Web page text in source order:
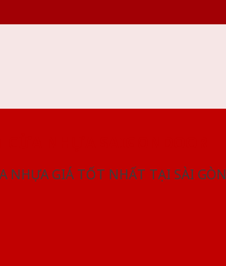
NHỰA GIÁ TỐT NHẤT TẠI SÀI GÒN